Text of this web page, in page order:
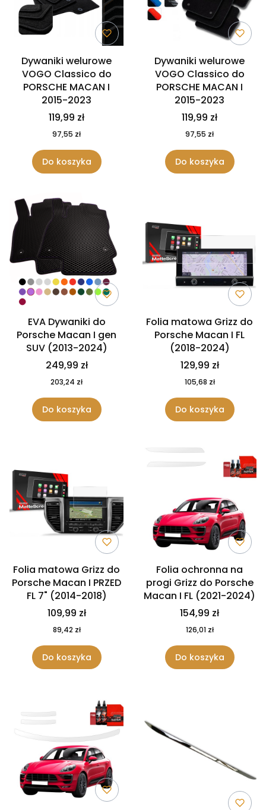
Dywaniki welurowe
VOGO Classico do
PORSCHE MACAN I
2015-2023
119,99 zł
97,55 zł
Do koszyka
Dywaniki welurowe
VOGO Classico do
PORSCHE MACAN I
2015-2023
119,99 zł
97,55 zł
Do koszyka
EVA Dywaniki do
Porsche Macan I gen
SUV (2013-2024)
249,99 zł
203,24 zł
Do koszyka
Folia matowa Grizz do
Porsche Macan I FL
(2018-2024)
129,99 zł
105,68 zł
Do koszyka
Folia matowa Grizz do
Porsche Macan I PRZED
FL 7" (2014-2018)
109,99 zł
89,42 zł
Do koszyka
Folia ochronna na
progi Grizz do Porsche
Macan I FL (2021-2024)
154,99 zł
126,01 zł
Do koszyka